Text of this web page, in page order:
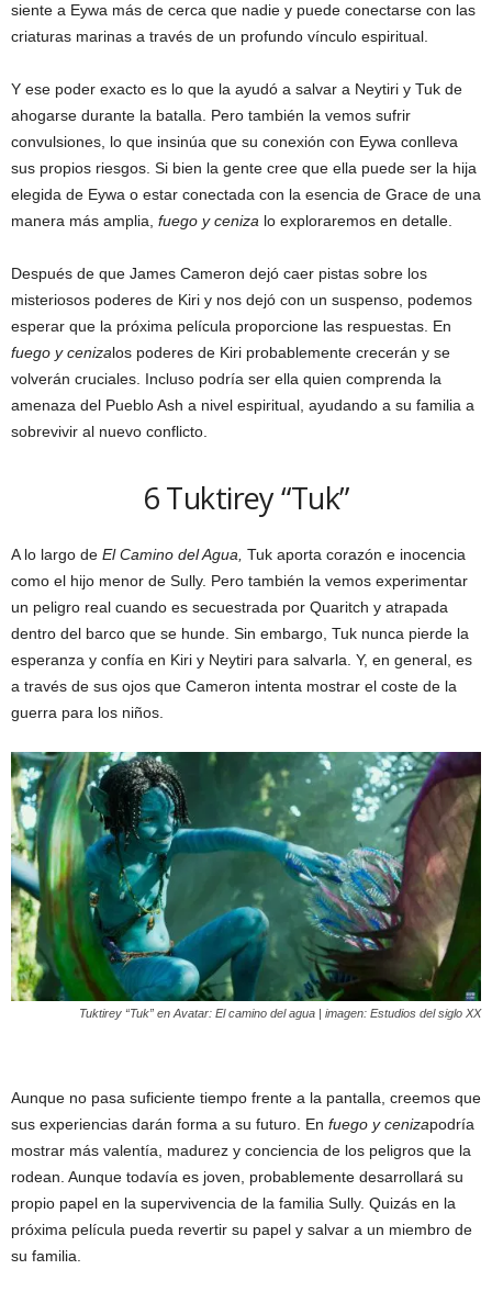
siente a Eywa más de cerca que nadie y puede conectarse con las
criaturas marinas a través de un profundo vínculo espiritual.
Y ese poder exacto es lo que la ayudó a salvar a Neytiri y Tuk de
ahogarse durante la batalla. Pero también la vemos sufrir
convulsiones, lo que insinúa que su conexión con Eywa conlleva
sus propios riesgos. Si bien la gente cree que ella puede ser la hija
elegida de Eywa o estar conectada con la esencia de Grace de una
manera más amplia, fuego y ceniza lo exploraremos en detalle.
Después de que James Cameron dejó caer pistas sobre los
misteriosos poderes de Kiri y nos dejó con un suspenso, podemos
esperar que la próxima película proporcione las respuestas. En
fuego y cenizalos poderes de Kiri probablemente crecerán y se
volverán cruciales. Incluso podría ser ella quien comprenda la
amenaza del Pueblo Ash a nivel espiritual, ayudando a su familia a
sobrevivir al nuevo conflicto.
6Tuktirey “Tuk”
A lo largo de El Camino del Agua, Tuk aporta corazón e inocencia
como el hijo menor de Sully. Pero también la vemos experimentar
un peligro real cuando es secuestrada por Quaritch y atrapada
dentro del barco que se hunde. Sin embargo, Tuk nunca pierde la
esperanza y confía en Kiri y Neytiri para salvarla. Y, en general, es
a través de sus ojos que Cameron intenta mostrar el coste de la
guerra para los niños.
Tuktirey “Tuk” en Avatar: El camino del agua | imagen: Estudios del siglo XX
Aunque no pasa suficiente tiempo frente a la pantalla, creemos que
sus experiencias darán forma a su futuro. En fuego y cenizapodría
mostrar más valentía, madurez y conciencia de los peligros que la
rodean. Aunque todavía es joven, probablemente desarrollará su
propio papel en la supervivencia de la familia Sully. Quizás en la
próxima película pueda revertir su papel y salvar a un miembro de
su familia.